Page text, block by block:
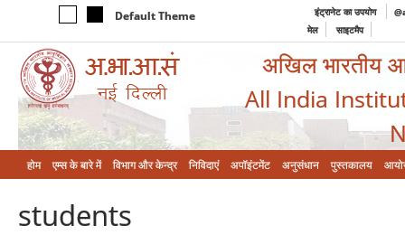
Default Theme इंट्रानेट का उपयोग
मेल
साइटमैप
अखिल भारतीय
All India
होम एम्‍स के बारे में विभाग और केन्‍द्र निविदाएं अपॉइंटमेंट अनुसंधान पुस्तकालय
students